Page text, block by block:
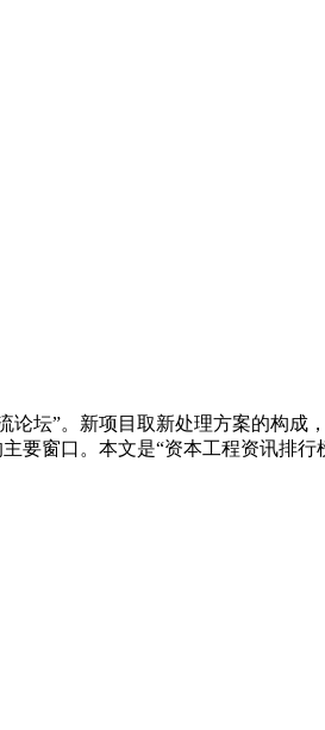
坛”。新项目取新处理方案的构成
要窗口。本文是“资本工程资讯排行